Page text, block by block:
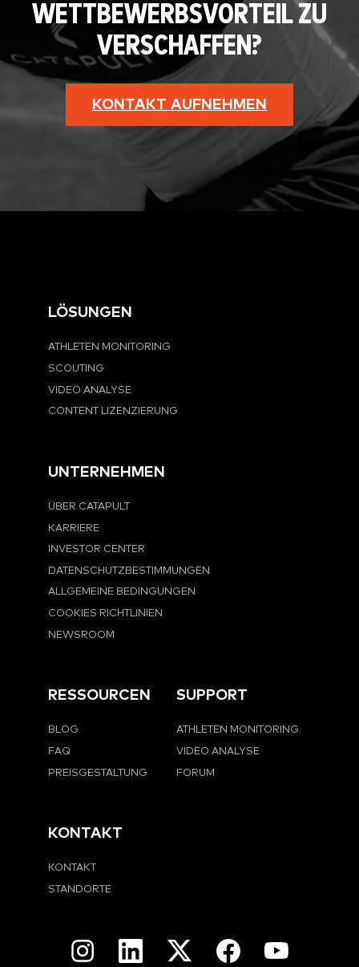
WETTBEWERBSVORTEIL ZU
VERSCHAFFEN?
KONTAKT AUFNEHMEN
LÖSUNGEN
ATHLETEN MONITORING
SCOUTING
VIDEO ANALYSE
CONTENT LIZENZIERUNG
UNTERNEHMEN
ÜBER CATAPULT
KARRIERE
INVESTOR CENTER
DATENSCHUTZBESTIMMUNGEN
ALLGEMEINE BEDINGUNGEN
COOKIES RICHTLINIEN
NEWSROOM
RESSOURCEN
BLOG
FAQ
PREISGESTALTUNG
SUPPORT
ATHLETEN MONITORING
VIDEO ANALYSE
FORUM
KONTAKT
KONTAKT
STANDORTE